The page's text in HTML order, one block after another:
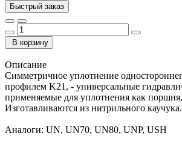
Быстрый заказ
В корзину
Описание
Симметричное уплотнение
профилем K21, - универсальные
применяемые для уплотнения как
Изготавливаются из нитрильного каучука.
Аналоги: UN, UN70, UN80, UNP, USH